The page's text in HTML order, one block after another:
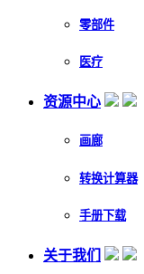
零部件
医疗
资源中心
画廊
转换计算器
手册下载
关于我们